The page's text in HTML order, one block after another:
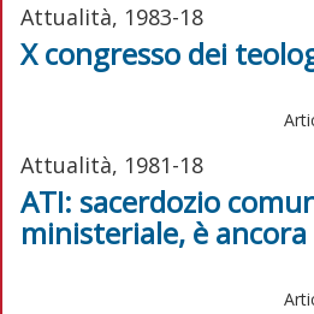
Attualità, 1983-18
X congresso dei
Attualità, 1981-18
ATI: sacerdozio
ministeriale, è